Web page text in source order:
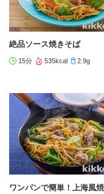
絶品ソース焼きそば
15分 535kcal 2.9g
ワンパンで簡単！上海風